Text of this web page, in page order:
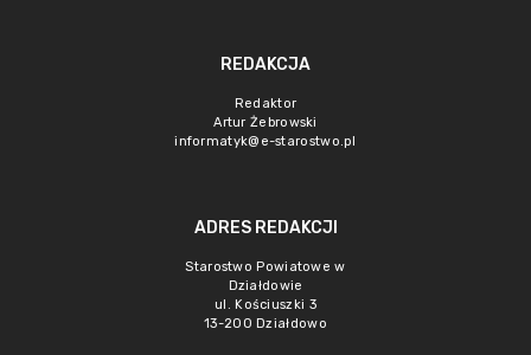
REDAKCJA
Redaktor
Artur Żebrowski
informatyk@e-starostwo.pl
ADRES REDAKCJI
Starostwo Powiatowe w
Działdowie
ul. Kościuszki 3
13-200 Działdowo